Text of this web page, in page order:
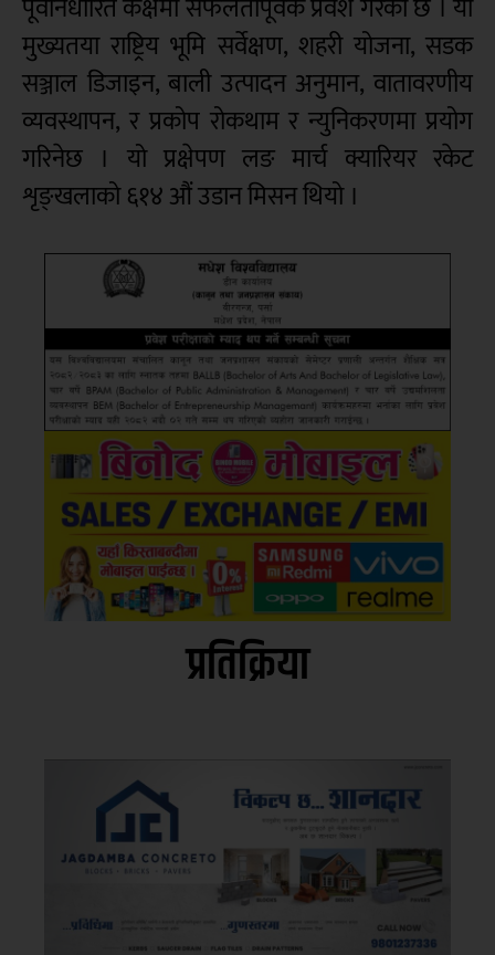
पूर्वनिर्धारित कक्षमा सफलतापूर्वक प्रवेश गरेको छ । यो
मुख्यतया राष्ट्रिय भूमि सर्वेक्षण, शहरी योजना, सडक
सञ्जाल डिजाइन, बाली उत्पादन अनुमान, वातावरणीय
व्यवस्थापन, र प्रकोप रोकथाम र न्युनिकरणमा प्रयोग
गरिनेछ । यो प्रक्षेपण लङ मार्च क्यारियर रकेट
शृङ्खलाको ६१४ औं उडान मिसन थियो ।
प्रतिक्रिया